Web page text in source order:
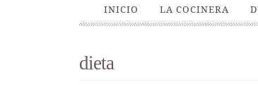
INICIO LA COCINERA
dieta